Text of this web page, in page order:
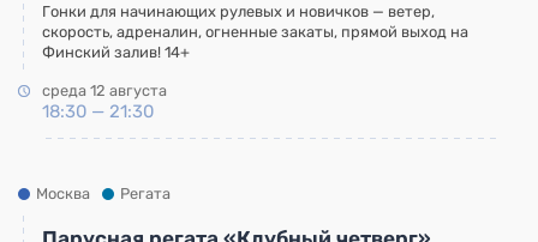
Гонки для начинающих рулевых и новичков — ветер,
скорость, адреналин, огненные закаты, прямой выход на
Финский залив! 14+
среда 12 августа
18:30 — 21:30
Москва Регата